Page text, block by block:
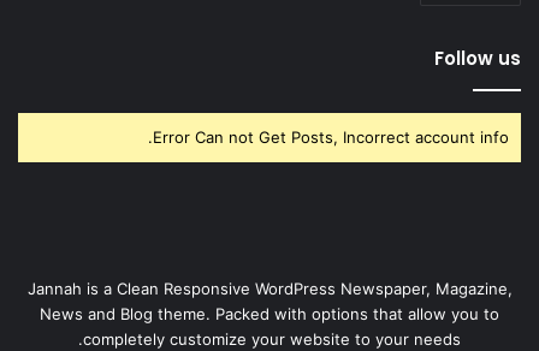
Follow us
Error Can not Get Posts, Incorrect account info.
Jannah is a Clean Responsive WordPress Newspaper, Magazine,
News and Blog theme. Packed with options that allow you to
completely customize your website to your needs.